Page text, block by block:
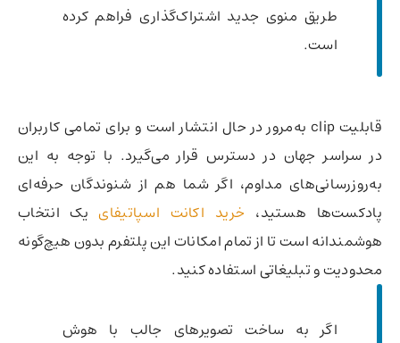
طریق منوی جدید اشتراک‌گذاری فراهم کرده
است.
قابلیت clip به‌مرور در حال انتشار است و برای تمامی کاربران
در سراسر جهان در دسترس قرار می‌گیرد. با توجه به این
به‌روزرسانی‌های مداوم، اگر شما هم از شنوندگان حرفه‌ای
پادکست‌ها هستید، خرید اکانت اسپاتیفاییک انتخاب
هوشمندانه است تا از تمام امکانات این پلتفرم بدون هیچ‌گونه
محدودیت و تبلیغاتی استفاده کنید.
اگر به ساخت تصویرهای جالب با هوش